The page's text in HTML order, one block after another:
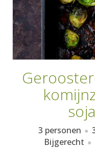
3 personen
Bijgerecht